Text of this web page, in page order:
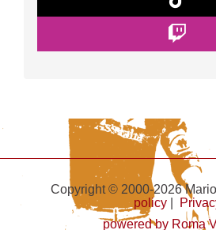
Copyright © 2000-2026
policy|
powered by Roma